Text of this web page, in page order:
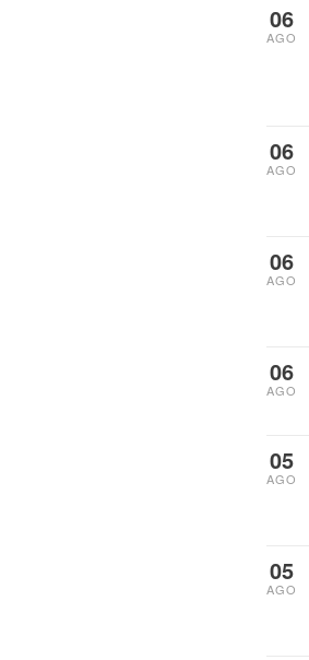
06
AGO
06
AGO
06
AGO
06
AGO
05
AGO
05
AGO